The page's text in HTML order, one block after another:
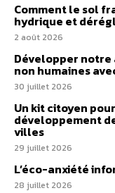
Comment le sol
hydrique et
2 août 2026
Développer
non humaines
30 juillet 2026
Un kit citoyen
développement
villes
29 juillet 2026
L’éco-anxiété
28 juillet 2026